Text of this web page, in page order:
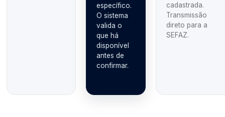
específico.
O sistema
valida o
que há
disponível
antes de
confirmar.
cadastrada.
Transmissão
direto para a
SEFAZ.